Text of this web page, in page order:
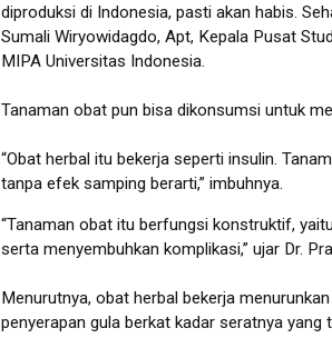
diproduksi di Indonesia, pasti akan habis.
Sumali Wiryowidagdo, Apt, Kepala Pusat
MIPA Universitas Indonesia.
Tanaman obat pun bisa dikonsumsi untuk
“Obat herbal itu bekerja seperti insulin.
tanpa efek samping berarti,” imbuhnya.
“Tanaman obat itu berfungsi konstruktif,
serta menyembuhkan komplikasi,” ujar Dr.
Menurutnya, obat herbal bekerja
penyerapan gula berkat kadar seratnya yang